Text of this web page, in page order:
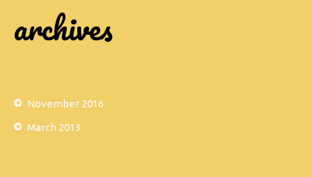
archives
November 2016
March 2013